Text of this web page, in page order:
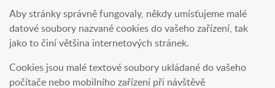
Aby stránky správně fungovaly, někdy umísťujeme malé
datové soubory nazvané cookies do vašeho zařízení, tak
jako to činí většina internetových stránek.
Cookies jsou malé textové soubory ukládané do vašeho
počítače nebo mobilního zařízení při návštěvě